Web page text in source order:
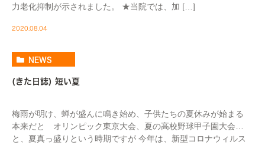
力老化抑制が示されました。 ★当院では、加 […]
2020.08.04
NEWS
(きた日誌) 短い夏
梅雨が明け、蝉が盛んに鳴き始め、子供たちの夏休みが始まる
本来だと オリンピック東京大会、夏の高校野球甲子園大会…
と、夏真っ盛りという時期ですが 今年は、新型コロナウィルス